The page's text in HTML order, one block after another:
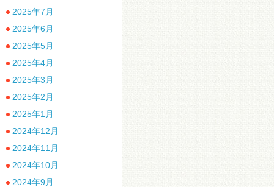
2025年7月
2025年6月
2025年5月
2025年4月
2025年3月
2025年2月
2025年1月
2024年12月
2024年11月
2024年10月
2024年9月